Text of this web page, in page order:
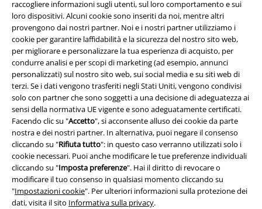
raccogliere informazioni sugli utenti, sul loro comportamento e sui
loro dispositivi. Alcuni cookie sono inseriti da noi, mentre altri
provengono dai nostri partner. Noi e i nostri partner utilizziamo i
cookie per garantire laffidabilità e la sicurezza del nostro sito web,
per migliorare e personalizzare la tua esperienza di acquisto, per
condurre analisi e per scopi di marketing (ad esempio, annunci
personalizzati) sul nostro sito web, sui social media e su siti web di
terzi. Se i dati vengono trasferiti negli Stati Uniti, vengono condivisi
solo con partner che sono soggetti a una decisione di adeguatezza ai
sensi della normativa UE vigente e sono adeguatamente certificati.
Facendo clic su "Accetto", si acconsente alluso dei cookie da parte
nostra e dei nostri partner. In alternativa, puoi negare il consenso
cliccando su "Rifiuta tutto": in questo caso verranno utilizzati solo i
cookie necessari. Puoi anche modificare le tue preferenze individuali
cliccando su "Imposta preferenze". Hai il diritto di revocare o
modificare il tuo consenso in qualsiasi momento cliccando su
"Impostazioni cookie". Per ulteriori informazioni sulla protezione dei
dati, visita il sito Informativa sulla privacy.
Info legali
Termini & Condizioni
Redazione
Legge sulla Privacy
Smaltimento rifiuti e protezione dell’ambiente
Dichiarazione di Conformità
Informazioni sull'accessibilità
Impostazioni cookie